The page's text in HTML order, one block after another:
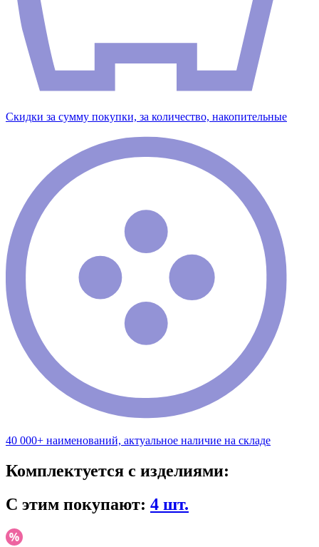
Скидки за сумму покупки, за количество, накопительные
40 000+ наименований, актуальное наличие на складе
Комплектуется с изделиями:
С этим покупают: 4 шт.